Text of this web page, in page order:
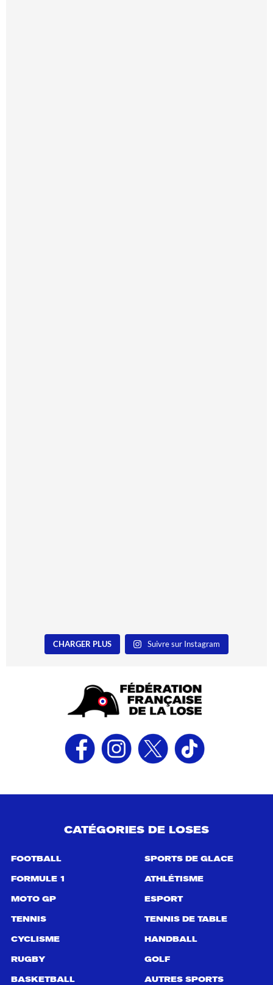
CHARGER PLUS Suivre sur Instagram
CATÉGORIES DE LOSES
FOOTBALL
FORMULE 1
MOTO GP
TENNIS
CYCLISME
RUGBY
BASKETBALL
SPORTS DE GLACE
ATHLÉTISME
ESPORT
TENNIS DE TABLE
HANDBALL
GOLF
AUTRES SPORTS